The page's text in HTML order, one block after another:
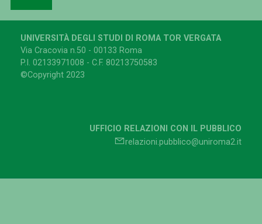
UNIVERSITÀ DEGLI STUDI DI ROMA TOR VERGATA
Via Cracovia n.50 - 00133 Roma
P.I. 02133971008 - C.F. 80213750583
©Copyright 2023
UFFICIO RELAZIONI CON IL PUBBLICO
relazioni.pubblico@uniroma2.it